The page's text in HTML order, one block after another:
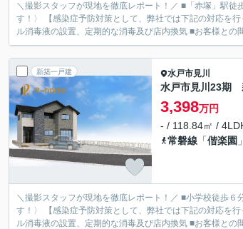
＼撮影スタッフが現地を徹底レポート！／ ■「赤塚」駅
す！〉 【感染症予防対策として、弊社では下記の対応を
ル消毒液の設置、定期的な消毒及び店内換気 ■お客様との
新築一戸建 水戸市見川
水戸市見川23期
3,398万円
- / 118.84㎡ /
常磐線 「偕楽園
＼撮影スタッフが現地を徹底レポート！／ ■小学校徒歩
す！〉 【感染症予防対策として、弊社では下記の対応を
ル消毒液の設置、定期的な消毒及び店内換気 ■お客様と